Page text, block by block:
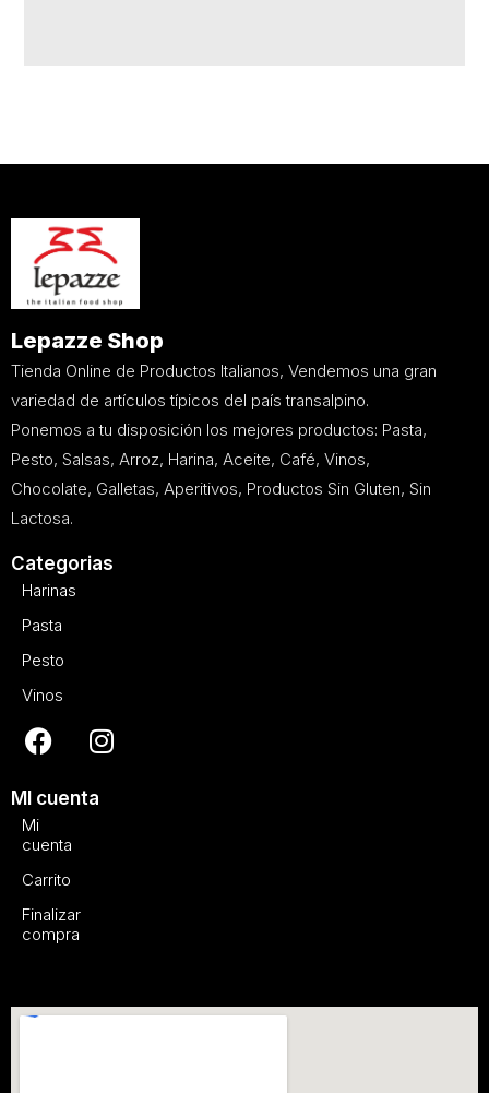
Lepazze Shop
Tienda Online de Productos Italianos, Vendemos una gran
variedad de artículos típicos del país transalpino.
Ponemos a tu disposición los mejores productos: Pasta,
Pesto, Salsas, Arroz, Harina, Aceite, Café, Vinos,
Chocolate, Galletas, Aperitivos, Productos Sin Gluten, Sin
Lactosa.
Categorias
Harinas
Pasta
Pesto
Vinos
MI cuenta
Mi
cuenta
Carrito
Finalizar
compra